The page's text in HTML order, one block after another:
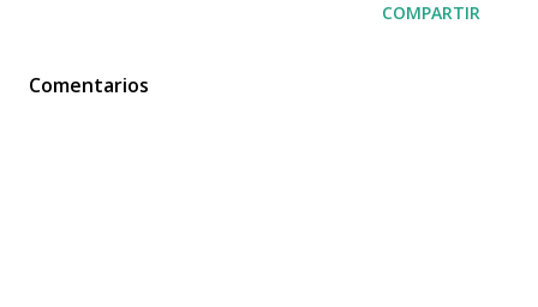
COMPARTIR
Comentarios